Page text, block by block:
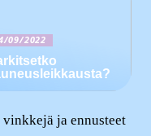
09/2022
ja ennusteet